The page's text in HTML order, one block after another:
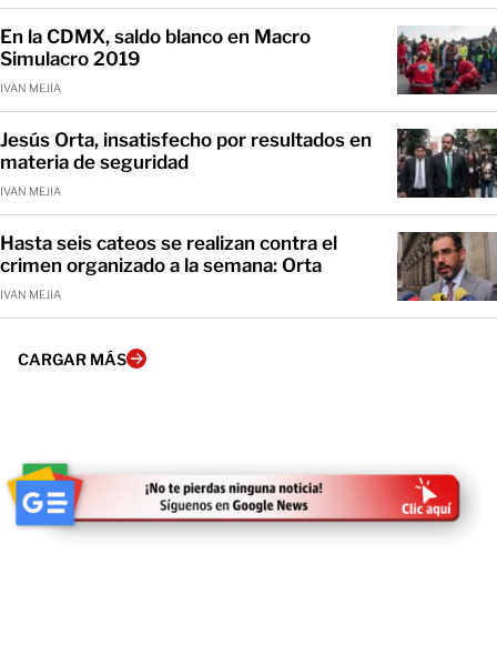
En la CDMX, saldo blanco en Macro
Simulacro 2019
IVAN MEJIA
Jesús Orta, insatisfecho por resultados en
materia de seguridad
IVAN MEJIA
Hasta seis cateos se realizan contra el
crimen organizado a la semana: Orta
IVAN MEJIA
CARGAR MÁS